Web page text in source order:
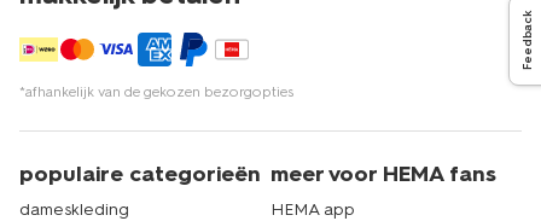
*afhankelijk van de gekozen bezorgopties
populaire categorieën
dameskleding
meer voor HEMA fans
HEMA app
Feedback